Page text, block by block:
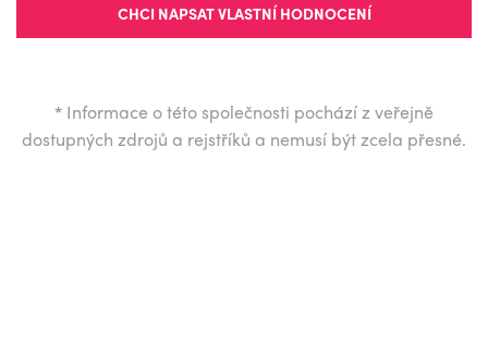
CHCI NAPSAT VLASTNÍ HODNOCENÍ
* Informace o této společnosti pochází z veřejně
dostupných zdrojů a rejstříků a nemusí být zcela přesné.